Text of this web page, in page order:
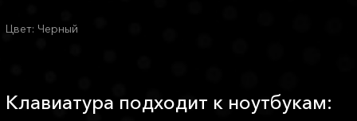
Цвет: Черный
Клавиатура подходит к ноутбукам: